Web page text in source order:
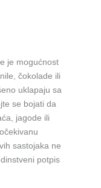
je mogućnost
čokolade ili
uklapaju sa
se bojati da
jagode ili
sastojaka ne
potpis